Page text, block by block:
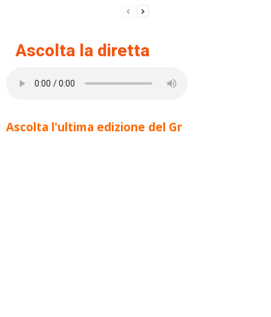
Ascolta la diretta
Ascolta l'ultima edizione del Gr